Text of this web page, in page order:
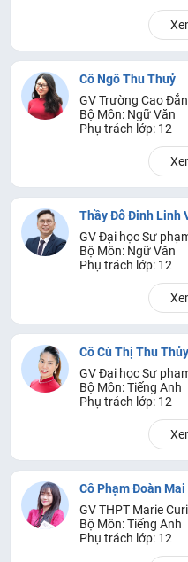
Cô Ngô Thu Thuỷ
GV Trường Cao
Bộ Môn: Ngữ Văn
Phụ trách lớp: 12
Thầy Đỗ Đinh Linh
GV Đại học Sư
Bộ Môn: Ngữ Văn
Phụ trách lớp: 12
Cô Cù Thị Thu Thủy
Bộ Môn: Tiếng Anh
Phụ trách lớp: 12
Cô Phạm Đoàn
GV THPT Marie
Bộ Môn: Tiếng Anh
Phụ trách lớp: 12